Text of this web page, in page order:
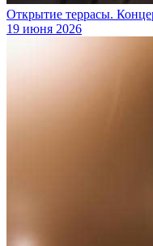
Открытие террасы.
19 июня 2026